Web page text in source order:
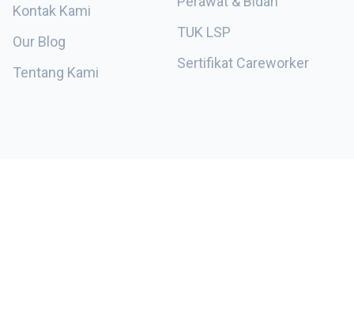
Kontak Kami
Our Blog
Tentang Kami
TUK LSP
Sertifikat Careworker